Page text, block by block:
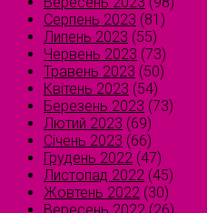
Серпень 2023 (81)
Липень 2023 (55)
Червень 2023 (73)
Травень 2023 (50)
Квітень 2023 (54)
Березень 2023 (73)
Лютий 2023 (69)
Січень 2023 (66)
Грудень 2022 (47)
Листопад 2022 (45)
Жовтень 2022 (30)